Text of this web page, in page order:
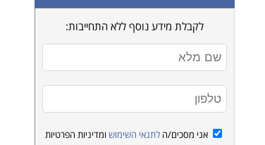
לקבלת מידע נוסף ללא התחייבות:
אני מסכים/הלתנאי השימוש ומדיניות הפרטיות